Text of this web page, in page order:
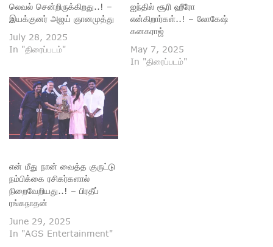
லெவல் சென்றிருக்கிறது..! –
இயக்குனர் அஜய் ஞானமுத்து
July 28, 2025
In "திரைப்படம்"
ஐந்தில் சூரி ஹீரோ
என்கிறார்கள்..! – லோகேஷ்
கனகராஜ்
May 7, 2025
In "திரைப்படம்"
என் மீது நான் வைத்த குருட்டு
நம்பிக்கை ரசிகர்களால்
நிறைவேறியது..! – பிரதீப்
ரங்கநாதன்
June 29, 2025
In "AGS Entertainment"